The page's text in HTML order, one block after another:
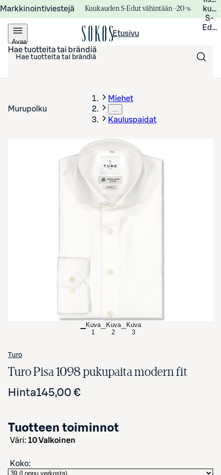
Markkinointiviestejä Kuukauden S-Edut vähintään –20 %
S-
Avaa
valikko
Etusivu
Hae tuotteita tai brändiä
Murupolku
Miehet
…
Kauluspaidat
Avaa tuotekuva suurennettuna
Kuva
1
Kuva
2
Kuva
3
Turo
Turo Pisa 1098 pukupaita modern fit
Hinta145,00 €
Tuotteen toiminnot
väri: 10 Valkoinen
Koko: